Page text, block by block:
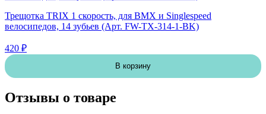
Трещотка TRIX 1 скорость, для BMX и Singlespeed
велосипедов, 14 зубьев (Арт. FW-TX-314-1-BK)
420 ₽
В корзину
Отзывы о товаре